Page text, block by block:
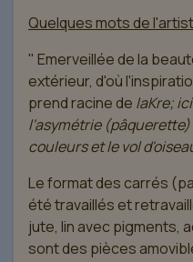
Quelques mots de
" Emerveillée de la
extérieur, d'où
prend racine de laKre;
l'asymétrie (pâquerette)
couleurs et le vol
Le format des carrés
été travaillés et
jute, lin avec pigments,
sont des pièces